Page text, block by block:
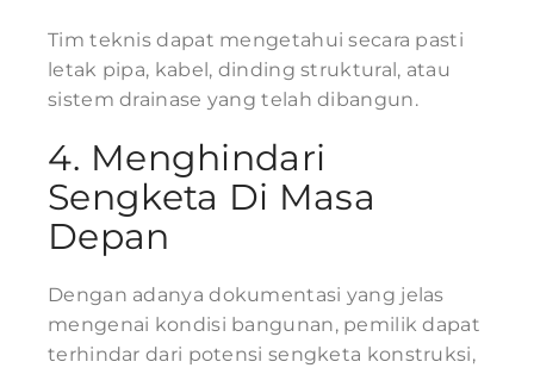
Tim teknis dapat mengetahui secara pasti
letak pipa, kabel, dinding struktural, atau
sistem drainase yang telah dibangun.
4. Menghindari
Sengketa Di Masa
Depan
Dengan adanya dokumentasi yang jelas
mengenai kondisi bangunan, pemilik dapat
terhindar dari potensi sengketa konstruksi,